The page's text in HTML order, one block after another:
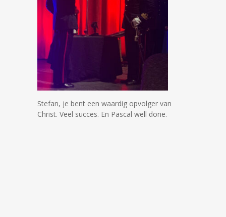
Stefan, je bent een waardig opvolger van
Christ. Veel succes. En Pascal well done.